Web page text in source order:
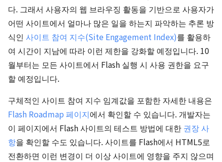
다. 그래서 사용자의 웹 브라우징 활동을 기반으로 사용자가
어떤 사이트에서 얼마나 많은 일을 하는지 파악하는 추론 방
식인 사이트 참여 지수(Site Engagement Index)를 활용하
여 시간이 지남에 따라 이런 제한을 강화할 예정입니다. 10
월부터는 모든 사이트에서 Flash 실행 시 사용 권한을 요구
할 예정입니다.
구체적인 사이트 참여 지수 임계값을 포함한 자세한 내용은
Flash Roadmap 페이지에서 확인할 수 있습니다. 개발자는
이 페이지에서 Flash 사이트의 테스트 방법에 대한 권장 사
항을 확인할 수도 있습니다. 사이트를 Flash에서 HTML5로
전환하면 이런 변경이 더 이상 사이트에 영향을 주지 않으며